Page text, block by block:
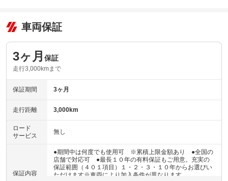
車両保証
3ヶ月 保証
走行3,000kmまで
保証期間 3ヶ月
走行距離 3,000km
ロード
サービス
無し
保証内容
●期間中は何度でも使用可 ※累積上限金額あり ●全国の
店舗で対応可 ●最長１０年の有料保証もご用意。充実の
保証範囲（４０１項目）１・２・３・１０年からお選びい
ただけます※車両により加入条件が異なります